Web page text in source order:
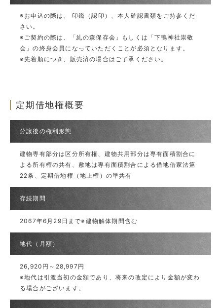
※お申込の際は、 印鑑（認印）、本人確認書類をご持参くだ
さい。
※ご契約の際は、「糺の森保存会」もしくは「下鴨神社崇敬
会」の終身会員になっていただくことが必須となります。
※先着順につき、販売済の場合はご了承ください。
定期借地権概要
分譲後の権利形態
建物専有部分は区分所有権、建物共用部分は専有面積割合に
よる所有権の共有、敷地は専有面積割合による借地借家法第
22条、定期借地権（地上権）の準共有
存続期間
2067年6月29日まで※建物解体期間含む
地代（月額）
26,920円～28,997円
※地代は引渡当初の金額であり、将来の改定により金額が変わ
る場合がございます。